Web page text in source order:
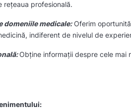
rețeaua profesională.
domeniile medicale:Oferim
indiferent de nivelul de
Obține informații despre cele mai